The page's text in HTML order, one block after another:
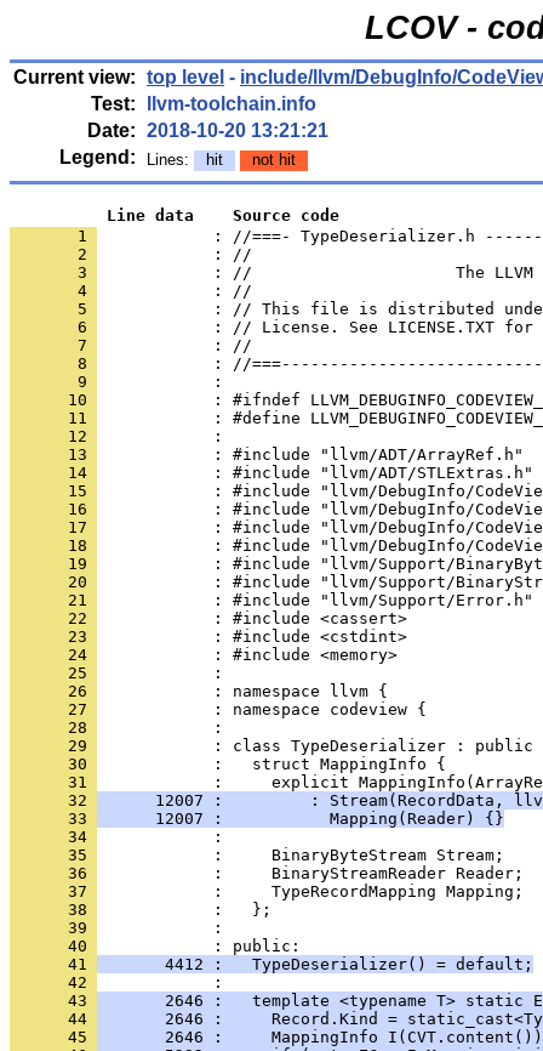
LCOV -
Current view: top level - include/llvm/DebugInfo/
Test:
llvm-toolchain.info
Date: 2018-10-20 13:21:21
Legend:
Lines: hit not hit
          Line data    Source code
       1
: //===- TypeDeserializer.h
       2
       3
       4
       5
       6
       7
       8
       9
      10
      11
      12
      13
      14
      15
      16
      17
      18
      19
      20
      21
      22
      23
      24
      25
      26
      27
      28
      29
      30
      31
      32
12007 :         : Stream(RecordData,
      33
      12007 :           Mapping(Reader) {}
      34
      35
      36
      37
      38
      39
      40
      41
       4412 :   TypeDeserializer() = default;
      42
      43
2646 :   template <typename T> static
      44
2646 :     Record.Kind =
      45
2646 :     MappingInfo